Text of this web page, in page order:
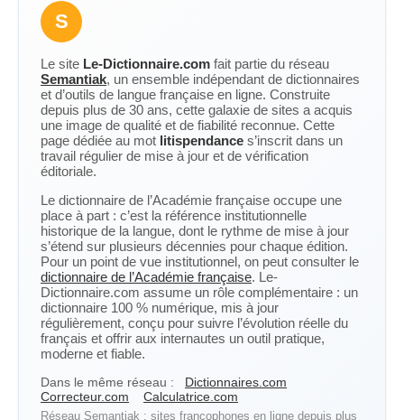
S
Le site Le-Dictionnaire.com fait partie du réseau
Semantiak, un ensemble indépendant de dictionnaires
et d’outils de langue française en ligne. Construite
depuis plus de 30 ans, cette galaxie de sites a acquis
une image de qualité et de fiabilité reconnue. Cette
page dédiée au mot litispendance s’inscrit dans un
travail régulier de mise à jour et de vérification
éditoriale.
Le dictionnaire de l’Académie française occupe une
place à part : c’est la référence institutionnelle
historique de la langue, dont le rythme de mise à jour
s’étend sur plusieurs décennies pour chaque édition.
Pour un point de vue institutionnel, on peut consulter le
dictionnaire de l’Académie française. Le-
Dictionnaire.com assume un rôle complémentaire : un
dictionnaire 100 % numérique, mis à jour
régulièrement, conçu pour suivre l’évolution réelle du
français et offrir aux internautes un outil pratique,
moderne et fiable.
Dans le même réseau :
Dictionnaires.com
Correcteur.com
Calculatrice.com
Réseau Semantiak : sites francophones en ligne depuis plus